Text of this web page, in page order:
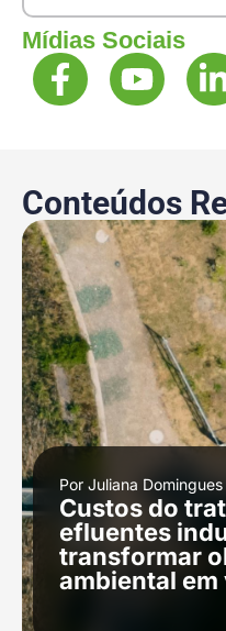
Mídias Sociais
Conteúdos
Por Juliana Domingues
Custos do
efluentes
transformar
ambiental